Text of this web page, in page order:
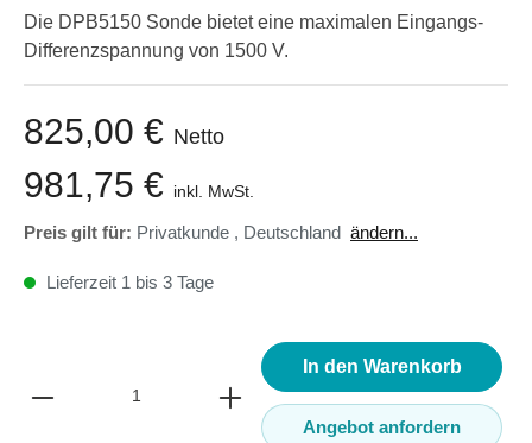
Die DPB5150 Sonde bietet eine maximalen Eingangs-
Differenzspannung von 1500 V.
825,00 € Netto
981,75 € inkl. MwSt.
Preis gilt für: Privatkunde , Deutschland ändern...
Lieferzeit 1 bis 3 Tage
In den Warenkorb
Angebot anfordern